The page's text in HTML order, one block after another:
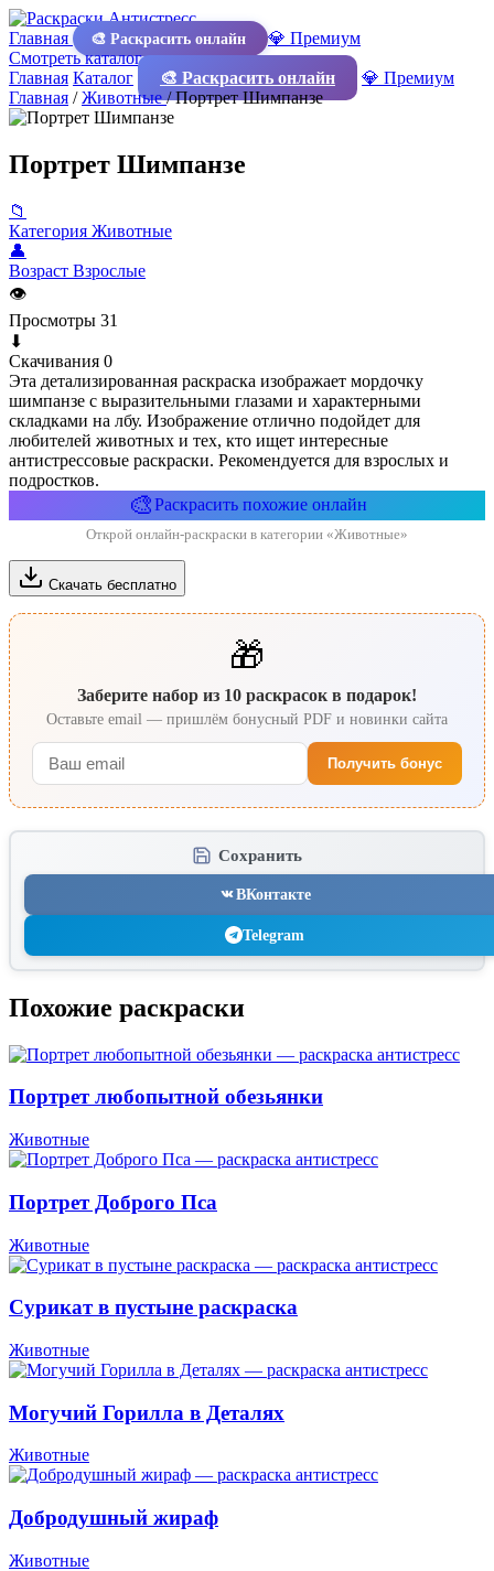
Главная 🎨 Раскрасить онлайн
💎 Премиум
Смотреть каталог
Главная Каталог 🎨 Раскрасить онлайн
💎 Премиум
Главная /Животные/Портрет Шимпанзе
Портрет Шимпанзе
📁
Категория Животные
👤
Возраст Взрослые
👁
Просмотры 31
⬇
Скачивания 0
Эта детализированная раскраска изображает мордочку
шимпанзе с выразительными глазами и характерными
складками на лбу. Изображение отлично подойдет для
любителей животных и тех, кто ищет интересные
антистрессовые раскраски. Рекомендуется для взрослых и
подростков.
🎨Раскрасить похожие онлайн
Открой онлайн-раскраски в категории «Животные»
Скачать бесплатно
🎁
Заберите набор из 10 раскрасок в подарок!
Оставьте email — пришлём бонусный PDF и новинки сайта
Получить бонус
Сохранить
ВКонтакте
Telegram
Похожие раскраски
Портрет любопытной обезьянки
Животные
Портрет Доброго Пса
Животные
Сурикат в пустыне раскраска
Животные
Могучий Горилла в Деталях
Животные
Добродушный жираф
Животные